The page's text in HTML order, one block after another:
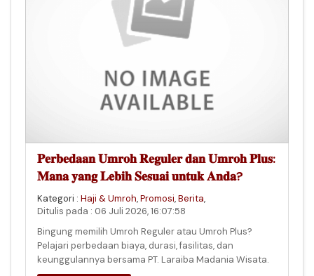
𝐏𝐞𝐫𝐛𝐞𝐝𝐚𝐚𝐧 𝐔𝐦𝐫𝐨𝐡 𝐑𝐞𝐠𝐮𝐥𝐞𝐫 𝐝𝐚𝐧 𝐔𝐦𝐫𝐨𝐡 𝐏𝐥𝐮𝐬:
𝐌𝐚𝐧𝐚 𝐲𝐚𝐧𝐠 𝐋𝐞𝐛𝐢𝐡 𝐒𝐞𝐬𝐮𝐚𝐢 𝐮𝐧𝐭𝐮𝐤 𝐀𝐧𝐝𝐚?
Kategori : Haji & Umroh,Promosi,Berita,
Ditulis pada : 06 Juli 2026, 16:07:58
Bingung memilih Umroh Reguler atau Umroh Plus?
Pelajari perbedaan biaya, durasi, fasilitas, dan
keunggulannya bersama PT. Laraiba Madania Wisata.